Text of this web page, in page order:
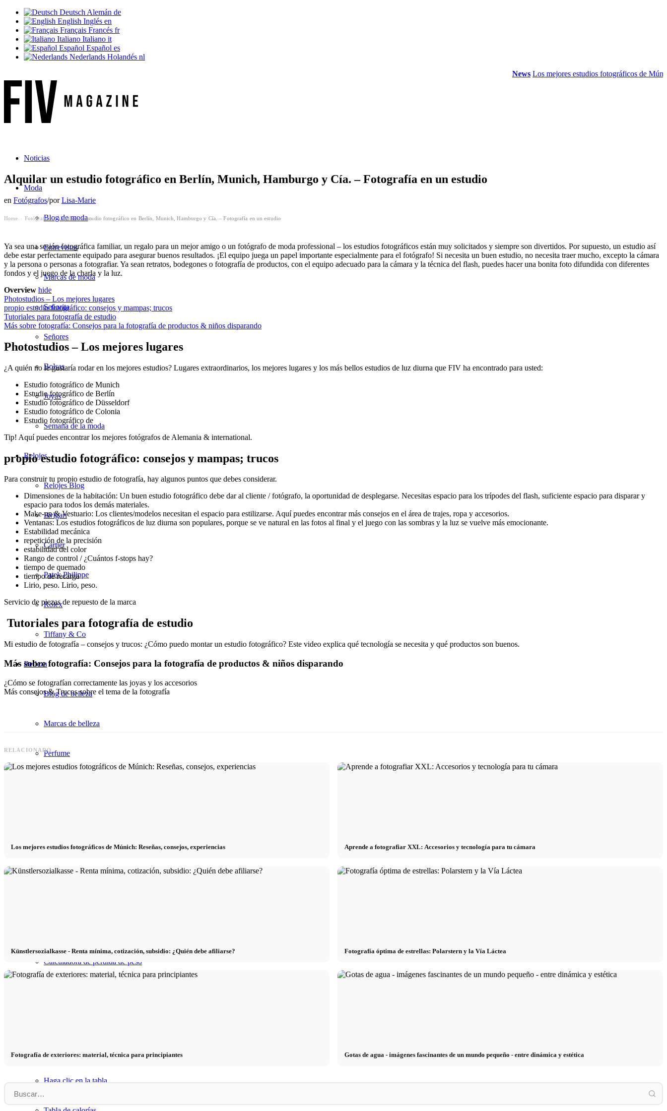
Deutsch Alemán de
English Inglés en
Français Francés fr
Italiano Italiano it
Español Español es
Nederlands Holandés nl
News Los mejores estudios fotográficos de Múnich:
Noticias
Moda
Blog de moda
Entrevistas
Marcas de moda
Señorita
Señores
Bolsas
Joyas
Semana de la moda
Relojes
Relojes Blog
Bvlgari
Cartier
Patek Philippe
Rolex
Tiffany & Co
Belleza
Blog de belleza
Marcas de belleza
Perfume
Maquillaje
Fitness
Calculadora de pérdida de peso
Calculadora de necesidades calóricas
Haga clic en la tabla
Alquilar un estudio fotográfico en Berlín, Munich, Hamburgo y Cía. – Fotografía en un estudio
en Fotógrafos/porLisa-Marie
Home Fotógrafos › Alquilar un estudio fotográfico en Berlín, Munich, Hamburgo y Cía. – Fotografía en un estudio
Ya sea una sesión fotográfica familiar, un regalo para un mejor amigo o un fotógrafo de moda professional – los estudios fotográficos están muy solicitados y siempre son divertidos. Por supuesto, un estudio así
debe estar perfectamente equipado para asegurar buenos resultados. ¡El equipo juega un papel importante especialmente para el fotógrafo! Si necesita un buen estudio, no necesita traer mucho, excepto la cámara
y la persona o personas a fotografiar. Ya sean retratos, bodegones o fotografía de productos, con el equipo adecuado para la cámara y la técnica del flash, puedes hacer una bonita foto difundida con diferentes
fondos y el juego de la charla y la luz.
Overview hide
Photostudios – Los mejores lugares
propio estudio fotográfico: consejos y mampas; trucos
Tutoriales para fotografía de estudio
Más sobre fotografía: Consejos para la fotografía de productos & niños disparando
Photostudios – Los mejores lugares
¿A quién no le gustaría rodar en los mejores estudios? Lugares extraordinarios, los mejores lugares y los más bellos estudios de luz diurna que FIV ha encontrado para usted:
Estudio fotográfico de Munich
Estudio fotográfico de Berlín
Estudio fotográfico de Düsseldorf
Estudio fotográfico de Colonia
Estudio fotográfico de
Tip! Aquí puedes encontrar los mejores fotógrafos de Alemania & international.
propio estudio fotográfico: consejos y mampas; trucos
Para construir tu propio estudio de fotografía, hay algunos puntos que debes considerar.
Dimensiones de la habitación: Un buen estudio fotográfico debe dar al cliente / fotógrafo, la oportunidad de desplegarse. Necesitas espacio para los trípodes del flash, suficiente espacio para disparar y
espacio para todos los demás materiales.
Make-up & Vestuario: Los clientes/modelos necesitan el espacio para estilizarse. Aquí puedes encontrar más consejos en el área de trajes, ropa y accesorios.
Ventanas: Los estudios fotográficos de luz diurna son populares, porque se ve natural en las fotos al final y el juego con las sombras y la luz se vuelve más emocionante.
Estabilidad mecánica
repetición de la precisión
estabilidad del color
Rango de control / ¿Cuántos f-stops hay?
tiempo de quemado
tiempo de recarga
Lirio, peso. Lirio, peso.
Servicio de piezas de repuesto de la marca
Tutoriales para fotografía de estudio
Mi estudio de fotografía – consejos y trucos: ¿Cómo puedo montar un estudio fotográfico? Este video explica qué tecnología se necesita y qué productos son buenos.
Más sobre fotografía: Consejos para la fotografía de productos & niños disparando
¿Cómo se fotografían correctamente las joyas y los accesorios
Más consejos & Trucos sobre el tema de la fotografía
RELACIONADO
Los mejores estudios fotográficos de Múnich: Reseñas, consejos, experiencias Aprende a fotografiar XXL: Accesorios y tecnología para tu cámara
Künstlersozialkasse - Renta mínima, cotización, subsidio: ¿Quién debe afiliarse? Fotografía óptima de estrellas: Polarstern y la Vía Láctea
Fotografía de exteriores: material, técnica para principiantes Gotas de agua - imágenes fascinantes de un mundo pequeño - entre dinámica y estética